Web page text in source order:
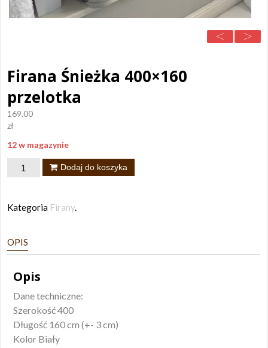
Firana Śnieżka 400×160
przelotka
169.00
zł
12 w magazynie
ilość
400x160
Dodaj do koszyka
Kategoria Firany.
OPIS
Opis
Dane techniczne:
Szerokość 400
Długość 160 cm (+- 3 cm)
Kolor Biały